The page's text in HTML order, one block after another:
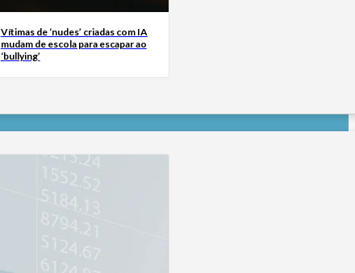
Vítimas de ‘nudes’ criadas com IA
mudam de escola para escapar ao
‘bullying’